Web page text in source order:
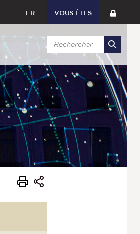
FR VOUS ÊTES